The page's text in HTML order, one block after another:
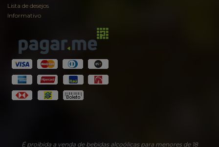
Lista de desejos
Informativo
É proibida a venda de bebidas alcoólicas para menores de 18